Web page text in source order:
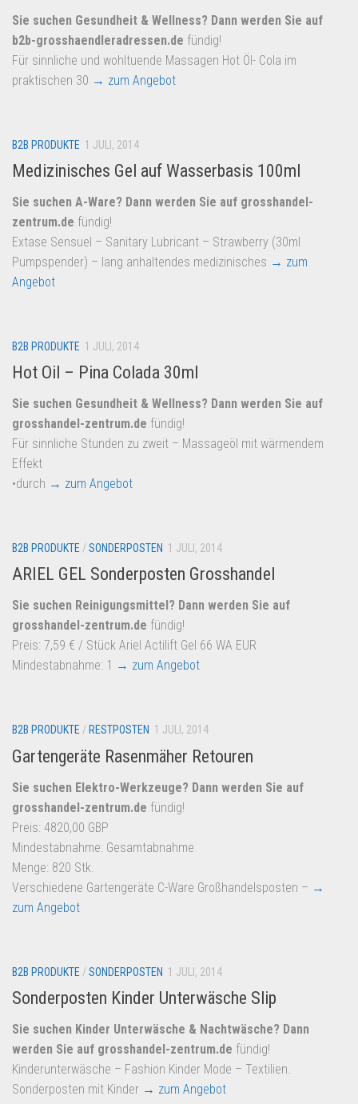
Sie suchen Gesundheit & Wellness? Dann werden Sie auf
b2b-grosshaendleradressen.de fündig!
Für sinnliche und wohltuende Massagen Hot Öl- Cola im
praktischen 30 → zum Angebot
B2B PRODUKTE 1 JULI, 2014
Medizinisches Gel auf Wasserbasis 100ml
Sie suchen A-Ware? Dann werden Sie auf grosshandel-
zentrum.de fündig!
Extase Sensuel – Sanitary Lubricant – Strawberry (30ml
Pumpspender) – lang anhaltendes medizinisches → zum
Angebot
B2B PRODUKTE 1 JULI, 2014
Hot Oil – Pina Colada 30ml
Sie suchen Gesundheit & Wellness? Dann werden Sie auf
grosshandel-zentrum.de fündig!
Für sinnliche Stunden zu zweit – Massageöl mit wärmendem
Effekt
•durch → zum Angebot
B2B PRODUKTE/SONDERPOSTEN 1 JULI, 2014
ARIEL GEL Sonderposten Grosshandel
Sie suchen Reinigungsmittel? Dann werden Sie auf
grosshandel-zentrum.de fündig!
Preis: 7,59 € / Stück Ariel Actilift Gel 66 WA EUR
Mindestabnahme: 1 → zum Angebot
B2B PRODUKTE/ RESTPOSTEN 1 JULI, 2014
Gartengeräte Rasenmäher Retouren
Sie suchen Elektro-Werkzeuge? Dann werden Sie auf
grosshandel-zentrum.de fündig!
Preis: 4820,00 GBP
Mindestabnahme: Gesamtabnahme
Menge: 820 Stk.
Verschiedene Gartengeräte C-Ware Großhandelsposten – →
zum Angebot
B2B PRODUKTE /SONDERPOSTEN 1 JULI, 2014
Sonderposten Kinder Unterwäsche Slip
Sie suchen Kinder Unterwäsche & Nachtwäsche? Dann
werden Sie auf grosshandel-zentrum.de fündig!
Kinderunterwäsche – Fashion Kinder Mode – Textilien.
Sonderposten mit Kinder → zum Angebot